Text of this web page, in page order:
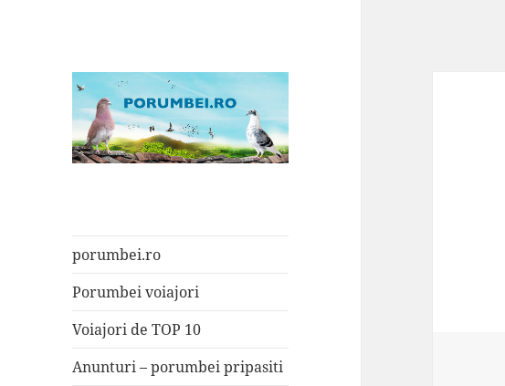
porumbei.ro
Porumbei voiajori
Voiajori de TOP 10
Anunturi – porumbei pripasiti